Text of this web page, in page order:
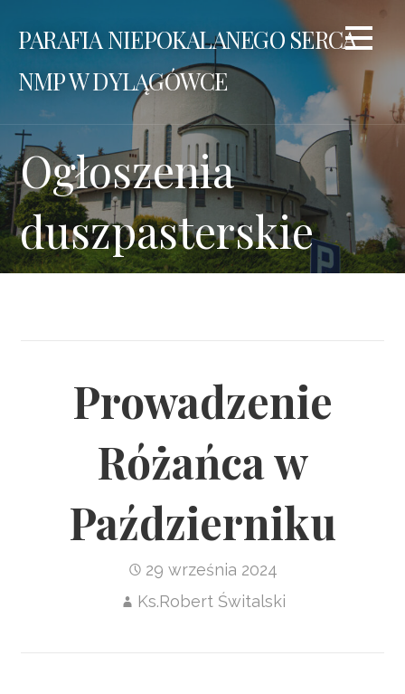
PARAFIA NIEPOKALANEGO SERCA
NMP W DYLĄGÓWCE
Ogłoszenia
duszpasterskie
Prowadzenie
Różańca w
Październiku
29 września 2024
Ks.Robert Świtalski